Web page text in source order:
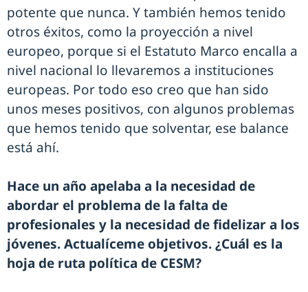
potente que nunca. Y también hemos tenido
otros éxitos, como la proyección a nivel
europeo, porque si el Estatuto Marco encalla a
nivel nacional lo llevaremos a instituciones
europeas. Por todo eso creo que han sido
unos meses positivos, con algunos problemas
que hemos tenido que solventar, ese balance
está ahí.
Hace un año apelaba a la necesidad de
abordar el problema de la falta de
profesionales y la necesidad de fidelizar a los
jóvenes. Actualíceme objetivos. ¿Cuál es la
hoja de ruta política de CESM?